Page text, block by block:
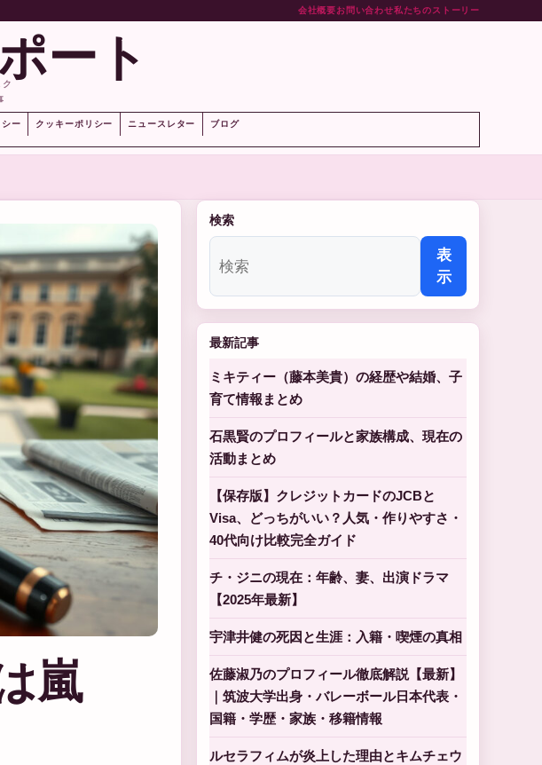
会社概要お問い合わせ私たちのストーリー
ート
ー クッキーポリシー ニュースレター ブログ
嵐
検索
表
示
最新記事
ミキティー（藤本美貴）の経歴や結婚、子
育て情報まとめ
石黒賢のプロフィールと家族構成、現在の
活動まとめ
【保存版】クレジットカードのJCBと
Visa、どっちがいい？人気・作りやすさ・
40代向け比較完全ガイド
チ・ジニの現在：年齢、妻、出演ドラマ
【2025年最新】
宇津井健の死因と生涯：入籍・喫煙の真相
佐藤淑乃のプロフィール徹底解説【最新】
｜筑波大学出身・バレーボール日本代表・
国籍・学歴・家族・移籍情報
ルセラフィムが炎上した理由とキムチェウ